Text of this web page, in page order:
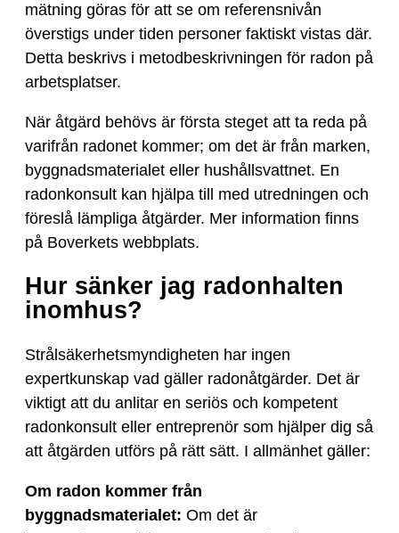
mätning göras för att se om referensnivån
överstigs under tiden personer faktiskt vistas där.
Detta beskrivs i metodbeskrivningen för radon på
arbetsplatser.
När åtgärd behövs är första steget att ta reda på
varifrån radonet kommer; om det är från marken,
byggnadsmaterialet eller hushållsvattnet. En
radonkonsult kan hjälpa till med utredningen och
föreslå lämpliga åtgärder. Mer information finns
på Boverkets webbplats.
Hur sänker jag radonhalten
inomhus?
Strålsäkerhetsmyndigheten har ingen
expertkunskap vad gäller radonåtgärder. Det är
viktigt att du anlitar en seriös och kompetent
radonkonsult eller entreprenör som hjälper dig så
att åtgärden utförs på rätt sätt. I allmänhet gäller:
Om radon kommer från
byggnadsmaterialet: Om det är